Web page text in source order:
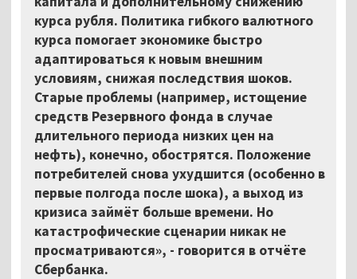
курса рубля. Политика гибкого валютного
курса помогает экономике быстро
адаптироваться к новым внешним
условиям, снижая последствия шоков.
Старые проблемы (например, истощение
средств Резервного фонда в случае
длительного периода низких цен на
нефть), конечно, обострятся. Положение
потребителей снова ухудшится (особенно в
первые полгода после шока), а выход из
кризиса займёт больше времени. Но
катастрофические сценарии никак не
просматриваются», - говорится в отчёте
Сбербанка.